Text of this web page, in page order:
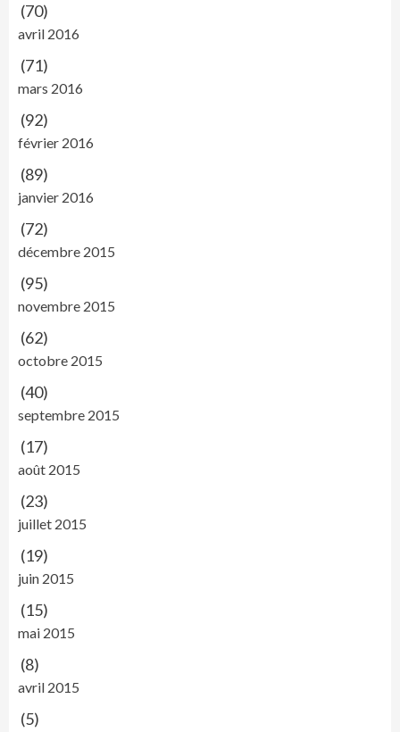
(70)
avril 2016
(71)
mars 2016
(92)
février 2016
(89)
janvier 2016
(72)
décembre 2015
(95)
novembre 2015
(62)
octobre 2015
(40)
septembre 2015
(17)
août 2015
(23)
juillet 2015
(19)
juin 2015
(15)
mai 2015
(8)
avril 2015
(5)